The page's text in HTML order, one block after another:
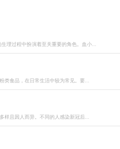
理过程中扮演着至关重要的角色。血小...
类食品，在日常生活中较为常见。要...
样且因人而异。不同的人感染新冠后...